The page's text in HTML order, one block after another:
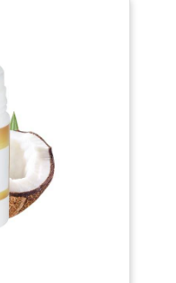
camomille, Huile essentielle
d'orange douce, Vitamine E
zones de la peau soumises
aux frottements : pieds,
cuisses, aisselles...